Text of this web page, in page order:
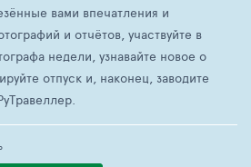
вами впечатления и
и отчётов, участвуйте в
недели, узнавайте новое о
отпуск и, наконец, заводите